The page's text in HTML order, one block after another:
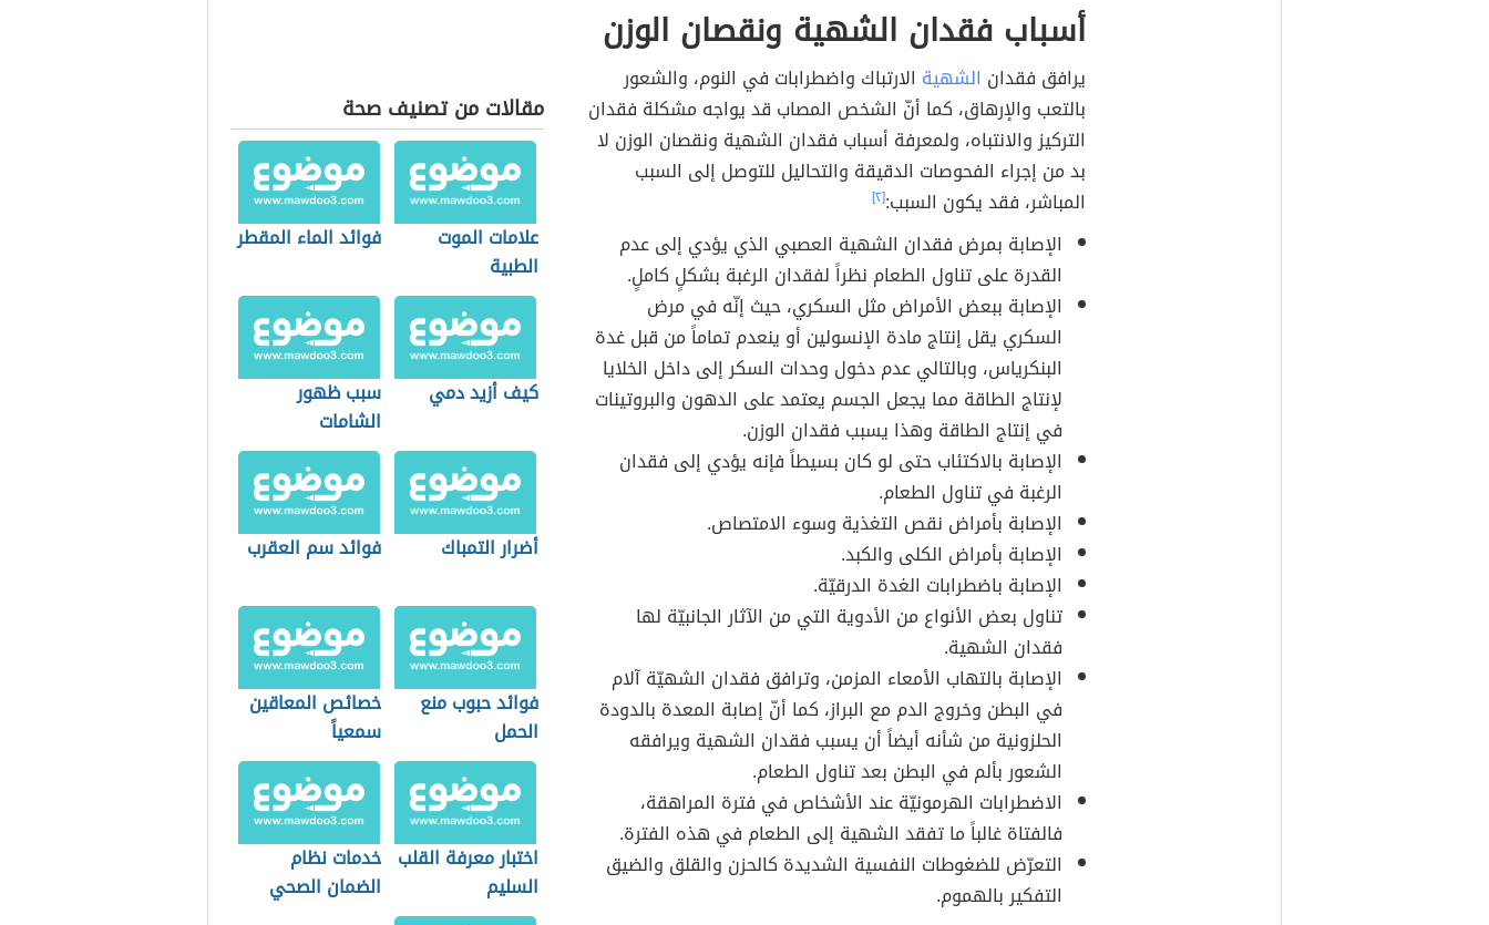
أسباب فقدان الشهية ونقصان الوزن
يرافق فقدان الشهية الارتباك واضطرابات في النوم، والشعور
بالتعب والإرهاق، كما أنّ الشخص المصاب قد يواجه مشكلة فقدان
التركيز والانتباه، ولمعرفة أسباب فقدان الشهية ونقصان الوزن لا
بد من إجراء الفحوصات الدقيقة والتحاليل للتوصل إلى السبب
المباشر، فقد يكون السبب:[٢]
الإصابة بمرض فقدان الشهية العصبي الذي يؤدي إلى عدم
القدرة على تناول الطعام نظراً لفقدان الرغبة بشكلٍ كاملٍ.
الإصابة ببعض الأمراض مثل السكري، حيث إنّه في مرض
السكري يقل إنتاج مادة الإنسولين أو ينعدم تماماً من قبل غدة
البنكرياس، وبالتالي عدم دخول وحدات السكر إلى داخل الخلايا
لإنتاج الطاقة مما يجعل الجسم يعتمد على الدهون والبروتينات
في إنتاج الطاقة وهذا يسبب فقدان الوزن.
الإصابة بالاكتئاب حتى لو كان بسيطاً فإنه يؤدي إلى فقدان
الرغبة في تناول الطعام.
الإصابة بأمراض نقص التغذية وسوء الامتصاص.
الإصابة بأمراض الكلى والكبد.
الإصابة باضطرابات الغدة الدرقيّة.
تناول بعض الأنواع من الأدوية التي من الآثار الجانبيّة لها
فقدان الشهية.
الإصابة بالتهاب الأمعاء المزمن، وترافق فقدان الشهيّة آلام
في البطن وخروج الدم مع البراز، كما أنّ إصابة المعدة بالدودة
الحلزونية من شأنه أيضاً أن يسبب فقدان الشهية ويرافقه
الشعور بألم في البطن بعد تناول الطعام.
الاضطرابات الهرمونيّة عند الأشخاص في فترة المراهقة،
فالفتاة غالباً ما تفقد الشهية إلى الطعام في هذه الفترة.
التعرّض للضغوطات النفسية الشديدة كالحزن والقلق والضيق
التفكير بالهموم.
مقالات من تصنيف صحة
علامات الموت
الطبية
فوائد الماء المقطر
كيف أزيد دمي
سبب ظهور
الشامات
أضرار التمباك فوائد سم العقرب
فوائد حبوب منع
الحمل
خصائص المعاقين
سمعياً
اختبار معرفة القلب
السليم
خدمات نظام
الضمان الصحي